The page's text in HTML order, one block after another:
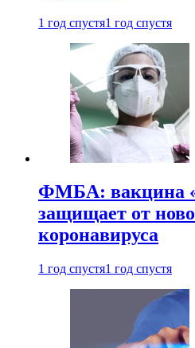
1 год спустя1 год спустя
ФМБА: вакцина
защищает от
коронавируса
1 год спустя1 год спустя